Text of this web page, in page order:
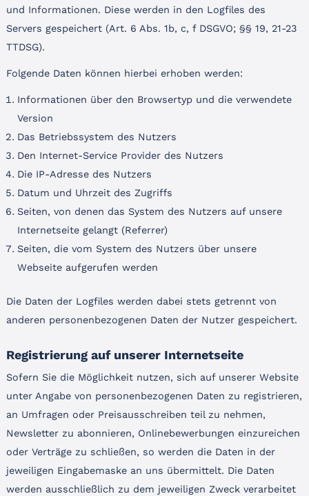
und Informationen. Diese werden in den Logfiles des
Servers gespeichert (Art. 6 Abs. 1b, c, f DSGVO; §§ 19, 21-23
TTDSG).
Folgende Daten können hierbei erhoben werden:
Informationen über den Browsertyp und die verwendete
Version
Das Betriebssystem des Nutzers
Den Internet-Service Provider des Nutzers
Die IP-Adresse des Nutzers
Datum und Uhrzeit des Zugriffs
Seiten, von denen das System des Nutzers auf unsere
Internetseite gelangt (Referrer)
Seiten, die vom System des Nutzers über unsere
Webseite aufgerufen werden
Die Daten der Logfiles werden dabei stets getrennt von
anderen personenbezogenen Daten der Nutzer gespeichert.
Registrierung auf unserer Internetseite
Sofern Sie die Möglichkeit nutzen, sich auf unserer Website
unter Angabe von personenbezogenen Daten zu registrieren,
an Umfragen oder Preisausschreiben teil zu nehmen,
Newsletter zu abonnieren, Onlinebewerbungen einzureichen
oder Verträge zu schließen, so werden die Daten in der
jeweiligen Eingabemaske an uns übermittelt. Die Daten
werden ausschließlich zu dem jeweiligen Zweck verarbeitet